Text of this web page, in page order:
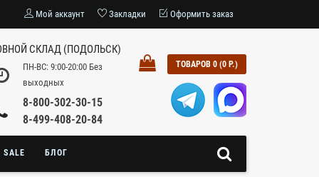
Мой аккаунт Закладки Оформить заказ
СКЛАД (ПОДОЛЬСК)
ПН-ВС: 9:00-20:00 Без
выходных
8-800-302-30-15
8-499-408-20-84
ТОВАРОВ 0 (0 Р.)
SALE БЛОГ